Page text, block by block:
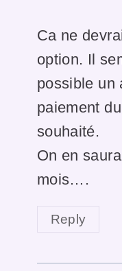
Ca ne
option. Il
possible un
paiement
souhaité.
On en
mois….
Reply